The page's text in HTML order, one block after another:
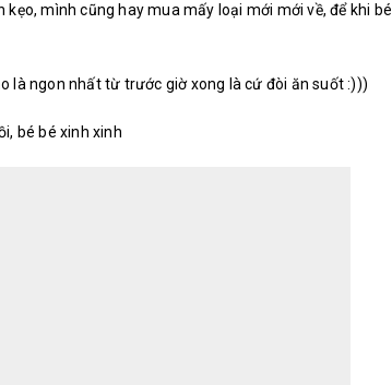
mình cũng hay mua mấy loại mới mới về, để khi bé
là ngon nhất từ trước giờ xong là cứ đòi ăn suốt :)))
bé bé xinh xinh